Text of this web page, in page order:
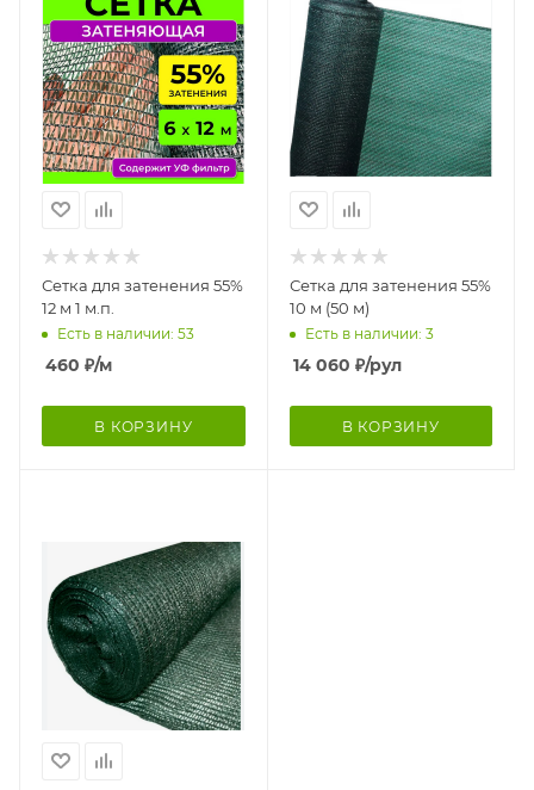
Сетка для затенения 55%
12 м 1 м.п.
Есть в наличии: 53
460 ₽/м
В КОРЗИНУ
Сетка для затенения 55%
10 м (50 м)
Есть в наличии: 3
14 060 ₽/рул
В КОРЗИНУ